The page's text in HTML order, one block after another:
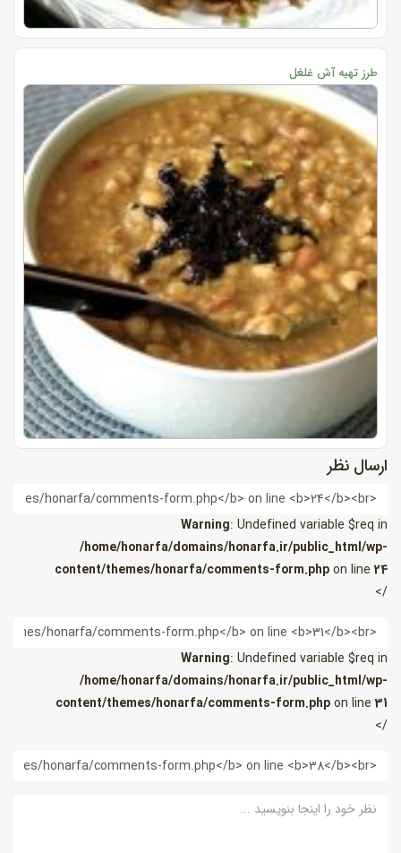
طرز تهیه آش غلغل
ارسال نظر
Warning: Undefined variable $req in
/home/honarfa/domains/honarfa.ir/public_html/wp-
content/themes/honarfa/comments-form.phpon line24
/>
ایمیل
Warning: Undefined variable $req in
/home/honarfa/domains/honarfa.ir/public_html/wp-
content/themes/honarfa/comments-form.phpon line31
/>